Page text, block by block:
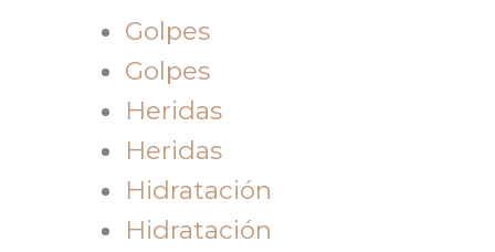
Golpes
Golpes
Heridas
Heridas
Hidratación
Hidratación